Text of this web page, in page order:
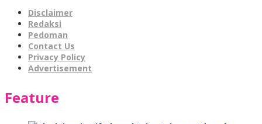
Disclaimer
Redaksi
Pedoman
Contact Us
Privacy Policy
Advertisement
Feature